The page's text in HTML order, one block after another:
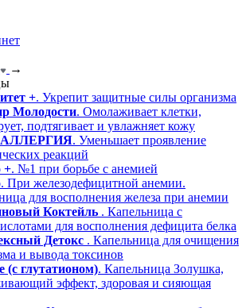
→
+. Укрепит защитные силы организма
Молодости. Омолаживает клетки,
подтягивает и увлажняет кожу
. Уменьшает проявление
реакций
+. №1 при борьбе с анемией
. При железодефицитной анемии.
для восполнения железа при анемии
Коктейль . Капельница с
для восполнения дефицита белка
Детокс . Капельница для очищения
и вывода токсинов
(с глутатионом). Капельница Золушка,
эффект, здоровая и сияющая